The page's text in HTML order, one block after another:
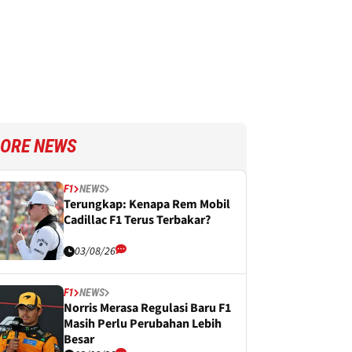
NEWS
F1 NEWS
Terungkap: Kenapa Rem Mobil
Cadillac F1 Terus Terbakar?
03/08/26
F1 NEWS
Norris Merasa Regulasi Baru F1
Masih Perlu Perubahan Lebih
Besar